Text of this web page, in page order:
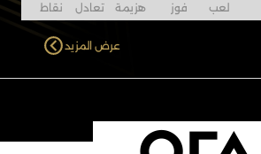
لعب فوز هزيمة تعادل نقاط
عرض المزيد